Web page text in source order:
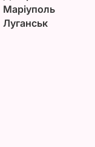
Маріуполь
Луганськ